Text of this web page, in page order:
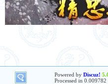
Powered by Discuz!
Processed in